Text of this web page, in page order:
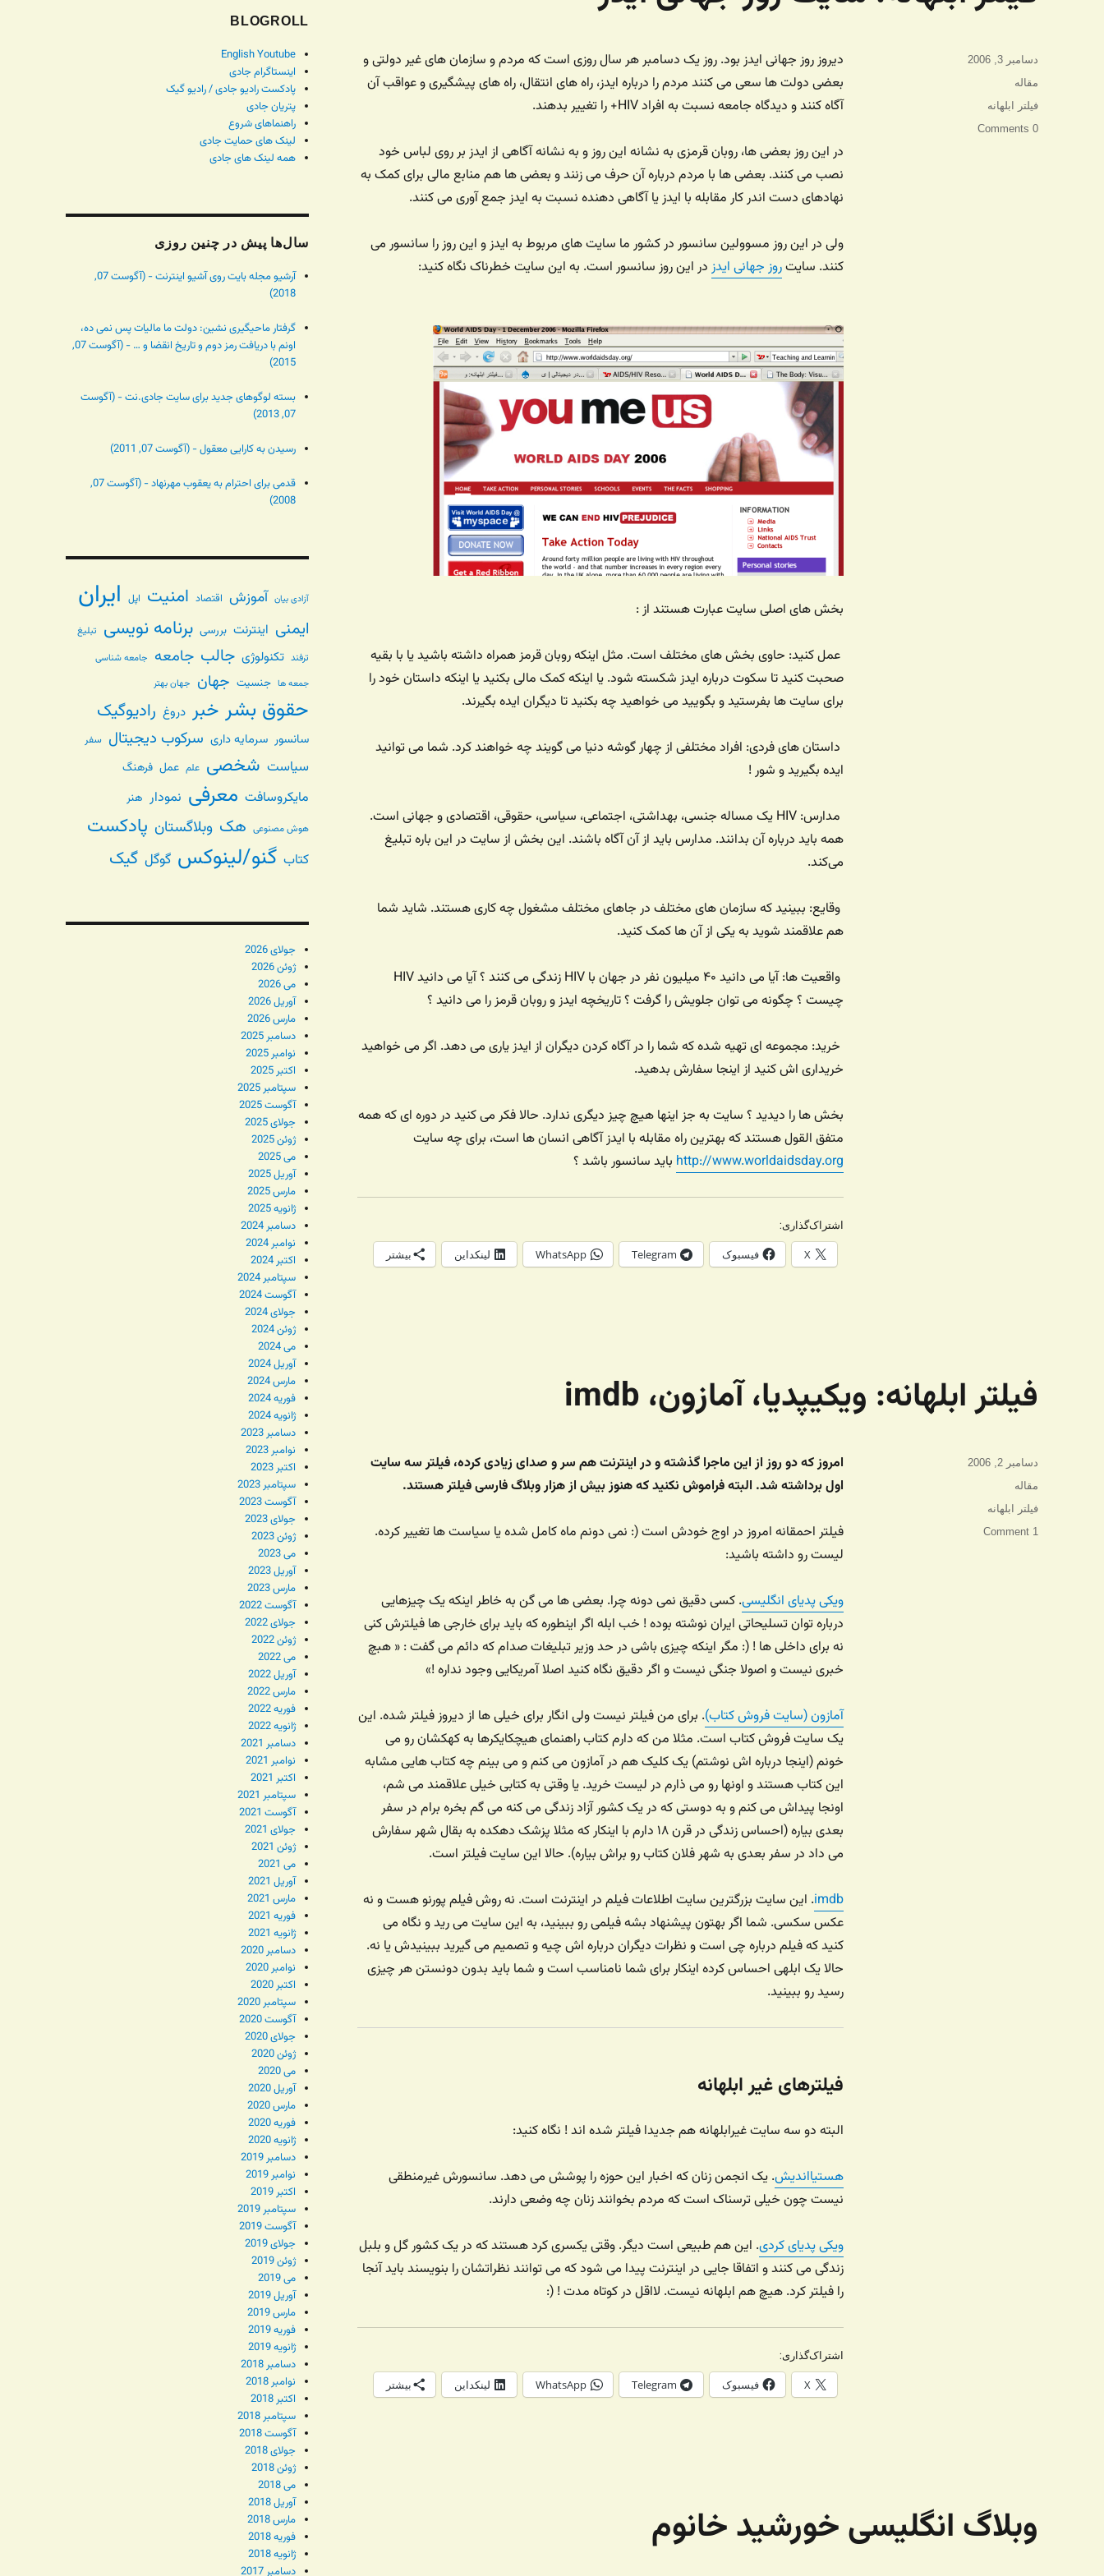
دیروز روز جهانی ایدز بود. روز یک دسامبر هر سال روزی است که مردم و سازمان های غیر دولتی و
بعضی دولت ها سعی می کنند مردم را درباره ایدز، راه های انتقال، راه های پیشگیری و عواقب آن
آگاه کنند و دیدگاه جامعه نسبت به افراد HIV+ را تغییر بدهند.
در این روز بعضی ها، روبان قرمزی به نشانه این روز و به نشانه آگاهی از ایدز بر روی لباس خود
نصب می کنند. بعضی ها با مردم درباره آن حرف می زنند و بعضی ها هم منابع مالی برای کمک به
نهادهای دست اندر کار مقابله با ایدز یا آگاهی دهنده نسبت به ایدز جمع آوری می کنند.
ولی در این روز مسوولین سانسور در کشور ما سایت های مربوط به ایدز و این روز را سانسور می
کنند. سایتروز جهانی ایدزدر این روز سانسور است. به این سایت خطرناک نگاه کنید:
بخش های اصلی سایت عبارت هستند از :
عمل کنید: حاوی بخش های مختلف است. مثل اینکه روبان قرمز همراه داشته باشید یا با بقیه
صحبت کنید تا سکوت درباره ایدز شکسته شود. یا اینکه کمک مالی بکنید یا اینکه داستان خود را
برای سایت ها بفرستید و بگویید می خواهید چه بکنید تا دیگران ایده بگیرند.
داستان های فردی: افراد مختلفی از چهار گوشه دنیا می گویند چه خواهند کرد. شما می توانید
ایده بگیرید و شور !
مدارس: HIV یک مساله جنسی، بهداشتی، اجتماعی، سیاسی، حقوقی، اقتصادی و جهانی است.
همه باید درباره آن بدانند. مدارس باید از آن آگاه باشند. این بخش از سایت در این باره تبلیغ
می‌کند.
وقایع: ببینید که سازمان های مختلف در جاهای مختلف مشغول چه کاری هستند. شاید شما
هم علاقمند شوید به یکی از آن ها کمک کنید.
واقعیت ها: آیا می دانید ۴۰ میلیون نفر در جهان با HIV زندگی می کنند ؟ آیا می دانید HIV
چیست ؟ چگونه می توان جلویش را گرفت ؟ تاریخچه ایدز و روبان قرمز را می دانید ؟
خرید: مجموعه ای تهیه شده که شما را در آگاه کردن دیگران از ایدز یاری می دهد. اگر می خواهید
خریداری اش کنید از اینجا سفارش بدهید.
بخش ها را دیدید ؟ سایت به جز اینها هیچ چیز دیگری ندارد. حالا فکر می کنید در دوره ای که همه
متفق القول هستند که بهترین راه مقابله با ایدز آگاهی انسان ها است، برای چه سایت
http://www.worldaidsday.org باید سانسور باشد ؟
اشتراک‌گذاری:
X فیسبوک Telegram
WhatsApp لینکداین بیشتر
ارسال
شده
دسامبر 3, 2006
دسته‌ها
مقاله
برچسب‌ها
فیلتر ابلهانه
0 Comments
فیلتر ابلهانه: ویکیپدیا، آمازون، imdb
امروز که دو روز از این ماجرا گذشته و در اینترنت هم سر و صدای زیادی کرده، فیلتر سه سایت
اول برداشته شد. البته فراموش نکنید که هنوز بیش از هزار وبلاگ فارسی فیلتر هستند.
فیلتر احمقانه امروز در اوج خودش است (: نمی دونم ماه کامل شده یا سیاست ها تغییر کرده.
لیست رو داشته باشید:
ویکی پدیای انگلیسی. کسی دقیق نمی دونه چرا. بعضی ها می گن به خاطر اینکه یک چیزهایی
درباره توان تسلیحاتی ایران نوشته بوده ! خب ابله اگر اینطوره که باید برای خارجی ها فیلترش کنی
نه برای داخلی ها ! (: مگر اینکه چیزی باشی در حد وزیر تبلیغات صدام که دائم می گفت : « هبچ
خبری نیست و اصولا جنگی نیست و اگر دقیق نگاه کنید اصلا آمریکایی وجود نداره !»
آمازون (سایت فروش کتاب). برای من فیلتر نیست ولی انگار برای خیلی ها از دیروز فیلتر شده. این
یک سایت فروش کتاب است. مثلا من که دارم کتاب راهنمای هیچکایکرها به کهکشان رو می
خونم (اینجا درباره اش نوشتم) یک کلیک هم در آمازون می کنم و می بینم چه کتاب هایی مشابه
این کتاب هستند و اونها رو می ذارم در لیست خرید. یا وقتی به کتابی خیلی علاقمند می شم،
اونجا پیداش می کنم و به دوستی که در یک کشور آزاد زندگی می کنه می گم بخره برام در سفر
بعدی بیاره (احساس زندگی در قرن ۱۸ دارم با اینکار که مثلا پزشک دهکده به بقال شهر سفارش
می داد در سفر بعدی به شهر فلان کتاب رو براش بیاره). حالا این سایت فیلتر است.
imdb. این سایت بزرگترین سایت اطلاعات فیلم در اینترنت است. نه روش فیلم پورنو هست و نه
عکس سکسی. شما اگر بهتون پیشنهاد بشه فیلمی رو ببینید، به این سایت می رید و نگاه می
کنید که فیلم درباره چی است و نظرات دیگران درباره اش چیه و تصمیم می گیرید ببینیدش یا نه.
حالا یک ابلهی احساس کرده اینکار برای شما نامناسب است و شما باید بدون دونستن هر چیزی
رسید رو ببینید.
فیلترهای غیر ابلهانه
البته دو سه سایت غیرابلهانه هم جدیدا فیلتر شده اند ! نگاه کنید:
هستیااندیش. یک انجمن زنان که اخبار این حوزه را پوشش می دهد. سانسورش غیرمنطقی
نیست چون خیلی ترسناک است که مردم بخوانند زنان چه وضعی دارند.
ویکی پدیای کردی. این هم طبیعی است دیگر. وقتی یکسری کرد هستند که در یک کشور گل و بلبل
زندگی می کنند و اتفاقا جایی در اینترنت پیدا می شود که می توانند نظراتشان را بنویسند باید آنجا
را فیلتر کرد. هیچ هم ابلهانه نیست. لااقل در کوتاه مدت ! (:
اشتراک‌گذاری:
X فیسبوک Telegram
WhatsApp لینکداین بیشتر
ارسال
شده
دسامبر 2, 2006
دسته‌ها
مقاله
برچسب‌ها
فیلتر ابلهانه
1 Comment
وبلاگ انگلیسی خورشید خانوم
BLOGROLL
English Youtube
اینستاگرام جادی
پادکست رادیو جادی / رادیو گیک
پتریان جادی
راهنماهای شروع
لینک های حمایت جادی
همه لینک های جادی
سال‌ها پیش در چنین روزی
آرشیو مجله بایت روی آشیو اینترنت - (آگوست 07,
2018)
گرفتار ماحیگیری نشین: دولت ما مالیات پس نمی ده،
اونم با دریافت رمز دوم و تاریخ انقضا و … - (آگوست 07,
2015)
بسته لوگوهای جدید برای سایت جادی.نت - (آگوست
07, 2013)
رسیدن به کارایی معقول - (آگوست 07, 2011)
قدمی برای احترام به یعقوب مهرنهاد - (آگوست 07,
2008)
آزادی بیان آموزش اقتصاد امنیت اپل ایران
ایمنی اینترنت بررسی برنامه نویسی تبلیغ
ترفند تکنولوژی جالب جامعه جامعه شناسی
جمعه ها جنسیت جهان جهان بهتر
حقوق بشر خبر دروغ رادیوگیک
سانسور سرمایه داری سرکوب دیجیتال سفر
سیاست شخصی علم عمل فرهنگ
مایکروسافت معرفی نمودار هنر
هوش مصنوعی هک وبلاگستان پادکست
کتاب گنو/لینوکس گوگل گیک
جولای 2026
ژوئن 2026
می 2026
آوریل 2026
مارس 2026
دسامبر 2025
نوامبر 2025
اکتبر 2025
سپتامبر 2025
آگوست 2025
جولای 2025
ژوئن 2025
می 2025
آوریل 2025
مارس 2025
ژانویه 2025
دسامبر 2024
نوامبر 2024
اکتبر 2024
سپتامبر 2024
آگوست 2024
جولای 2024
ژوئن 2024
می 2024
آوریل 2024
مارس 2024
فوریه 2024
ژانویه 2024
دسامبر 2023
نوامبر 2023
اکتبر 2023
سپتامبر 2023
آگوست 2023
جولای 2023
ژوئن 2023
می 2023
آوریل 2023
مارس 2023
آگوست 2022
جولای 2022
ژوئن 2022
می 2022
آوریل 2022
مارس 2022
فوریه 2022
ژانویه 2022
دسامبر 2021
نوامبر 2021
اکتبر 2021
سپتامبر 2021
آگوست 2021
جولای 2021
ژوئن 2021
می 2021
آوریل 2021
مارس 2021
فوریه 2021
ژانویه 2021
دسامبر 2020
نوامبر 2020
اکتبر 2020
سپتامبر 2020
آگوست 2020
جولای 2020
ژوئن 2020
می 2020
آوریل 2020
مارس 2020
فوریه 2020
ژانویه 2020
دسامبر 2019
نوامبر 2019
اکتبر 2019
سپتامبر 2019
آگوست 2019
جولای 2019
ژوئن 2019
می 2019
آوریل 2019
مارس 2019
فوریه 2019
ژانویه 2019
دسامبر 2018
نوامبر 2018
اکتبر 2018
سپتامبر 2018
آگوست 2018
جولای 2018
ژوئن 2018
می 2018
آوریل 2018
مارس 2018
فوریه 2018
ژانویه 2018
دسامبر 2017